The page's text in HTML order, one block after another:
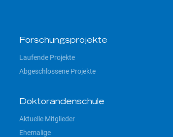
Forschungsprojekte
Laufende Projekte
Abgeschlossene Projekte
Doktorandenschule
Aktuelle Mitglieder
Ehemalige